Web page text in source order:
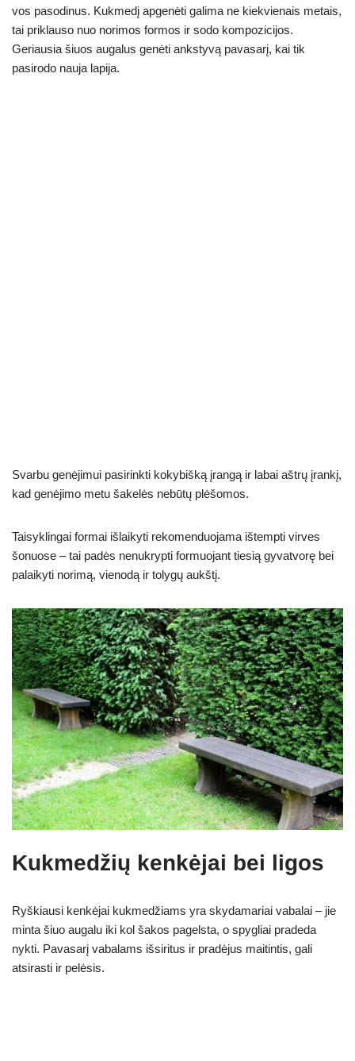
vos pasodinus. Kukmedį apgenėti galima ne kiekvienais metais,
tai priklauso nuo norimos formos ir sodo kompozicijos.
Geriausia šiuos augalus genėti ankstyvą pavasarį, kai tik
pasirodo nauja lapija.
Svarbu genėjimui pasirinkti kokybišką įrangą ir labai aštrų įrankį,
kad genėjimo metu šakelės nebūtų plėšomos.
Taisyklingai formai išlaikyti rekomenduojama ištempti virves
šonuose – tai padės nenukrypti formuojant tiesią gyvatvorę bei
palaikyti norimą, vienodą ir tolygų aukštį.
Kukmedžių kenkėjai bei ligos
Ryškiausi kenkėjai kukmedžiams yra skydamariai vabalai – jie
minta šiuo augalu iki kol šakos pagelsta, o spygliai pradeda
nykti. Pavasarį vabalams išsiritus ir pradėjus maitintis, gali
atsirasti ir pelėsis.